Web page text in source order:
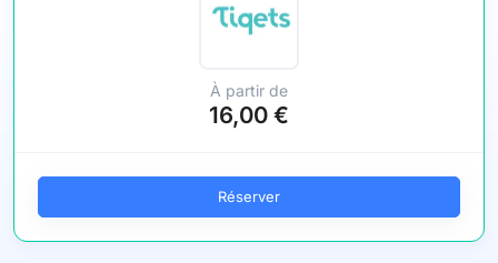
À partir de
16,00 €
Réserver